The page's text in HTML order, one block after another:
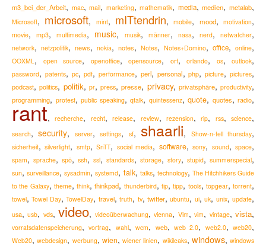
m3_bei_der_Arbeit, mac,mail, marketing,mathematik, media,medien,metalab,
Microsoft, microsoft, mint, mITtendrin,mobile, mood,motivation,
movie,mp3,multimedia, music, musik, männer, nasa, nerd, netwatcher,
network, netzpolitik, news, nokia, notes, Notes, Notes+Domino, office, online,
OOXML, open source, openoffice, opensource, orf, orlando, os, outlook,
password, patents, pc,pdf,performance, perl, personal,php,picture,pictures,
podcast,politics, politik, pr, press,presse, privacy, privatsphäre, productivity,
programming, protest, public speaking, qtalk, quintessenz, quote, quotes, radio,
rant,recherche, recht,release, review, rezension,rip, rss, science,
search,security, server,settings, sf, shaarli, Show-n-tell thursday,
sicherheit,silverlight, smtp,SnTT, social media, software,sony, sound,space,
spam, sprache, spö, ssh, ssl, standards, storage, story, stupid, summerspecial,
sun,surveillance,sysadmin,systemd, talk, talks, technology, The Hitchhikers Guide
to the Galaxy, theme,think,thinkpad, thunderbird, tip,tipp, tools, topgear,torrent,
towel,Towel Day,TowelDay, travel,truth, tv, twitter,ubuntu, ui,uk, unix,update,
usa,usb, vds,video, videoüberwachung,vienna, Vim,vim, vintage,vista,
vorratsdatenspeicherung,vortrag, wahl,wcm, web, web 2.0, web2.0, web20,
Web20,webdesign, werbung, wien, wiener linien, wikileaks, windows, windows